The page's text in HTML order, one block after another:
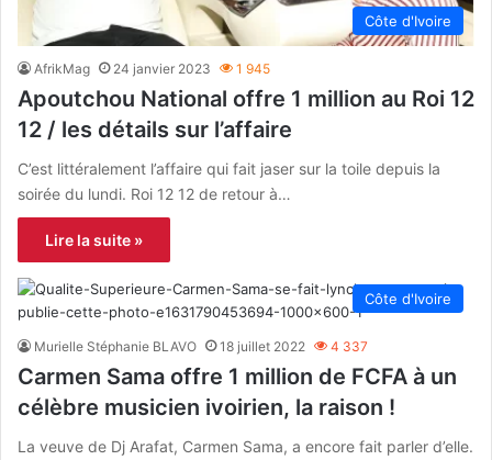
Côte d'Ivoire
AfrikMag 24 janvier 2023 1 945
Apoutchou National offre 1 million au Roi 12
12 / les détails sur l’affaire
C’est littéralement l’affaire qui fait jaser sur la toile depuis la
soirée du lundi. Roi 12 12 de retour à…
Lire la suite »
Côte d'Ivoire
Murielle Stéphanie BLAVO 18 juillet 2022 4 337
Carmen Sama offre 1 million de FCFA à un
célèbre musicien ivoirien, la raison !
La veuve de Dj Arafat, Carmen Sama, a encore fait parler d’elle.